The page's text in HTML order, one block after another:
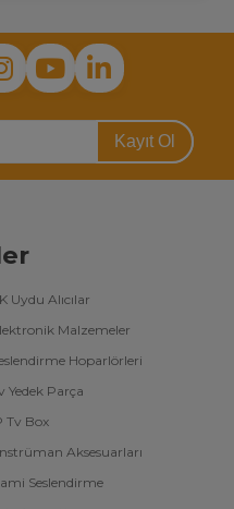
Kayıt Ol
Uydu Alıcılar
Malzemeler
Hoparlörleri
Yedek Parça
Tv Box
Aksesuarları
Seslendirme